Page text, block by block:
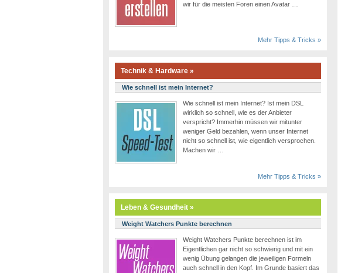
wir für die meisten Foren einen Avatar …
Mehr Tipps & Tricks »
Technik & Hardware »
Wie schnell ist mein Internet?
Wie schnell ist mein Internet? Ist mein DSL
wirklich so schnell, wie es der Anbieter
verspricht? Immerhin müssen wir mitunter
weniger Geld bezahlen, wenn unser Internet
nicht so schnell ist, wie eigentlich versprochen.
Machen wir …
Mehr Tipps & Tricks »
Leben & Gesundheit »
Weight Watchers Punkte berechnen
Weight Watchers Punkte berechnen ist im
Eigentlichen gar nicht so schwierig und mit ein
wenig Übung gelangen die jeweiligen Formeln
auch schnell in den Kopf. Im Grunde basiert das